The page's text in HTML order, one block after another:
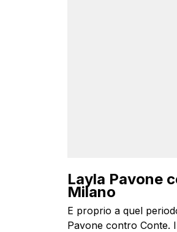
Layla Pavone
Milano
E proprio a quel
Pavone contro Conte.